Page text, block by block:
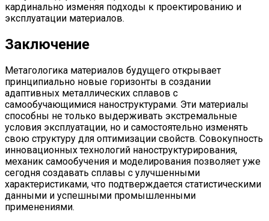
кардинально изменяя подходы к проектированию и
эксплуатации материалов.
Заключение
Метагологика материалов будущего открывает
принципиально новые горизонты в создании
адаптивных металлических сплавов с
самообучающимися наноструктурами. Эти материалы
способны не только выдерживать экстремальные
условия эксплуатации, но и самостоятельно изменять
свою структуру для оптимизации свойств. Совокупность
инновационных технологий наноструктурирования,
механик самообучения и моделирования позволяет уже
сегодня создавать сплавы с улучшенными
характеристиками, что подтверждается статистическими
данными и успешными промышленными
применениями.